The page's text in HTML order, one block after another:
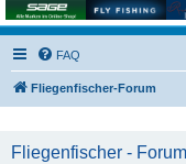
FAQ
Fliegenfischer-Forum
Fliegenfischer -